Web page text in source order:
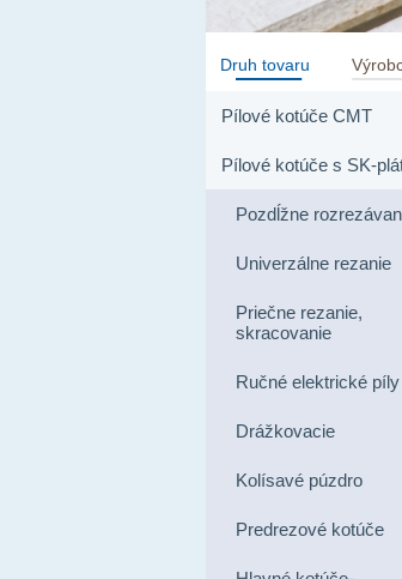
Druh tovaru
Pílové kotúče CMT
Pílové kotúče s SK-
Pozdĺžne
Univerzálne rezanie
Priečne rezanie,
skracovanie
Ručné elektrické píly
Drážkovacie
Kolísavé púzdro
Predrezové kotúče